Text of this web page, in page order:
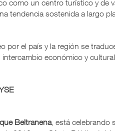
como un centro turístico y de
tendencia sostenida a largo
por el país y la región se
económico y
Beltranena, está celebrando